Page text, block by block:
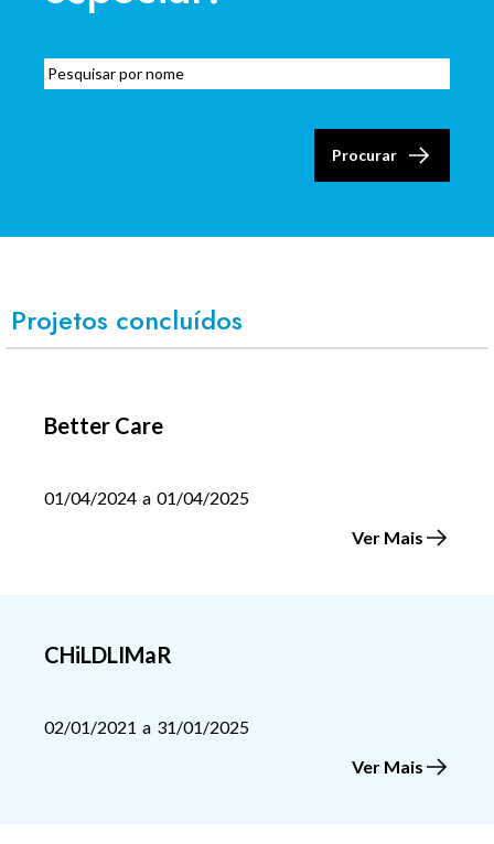
Procurar
Projetos concluídos
Better Care
01/04/2024 a 01/04/2025
Ver Mais
CHiLDLIMaR
02/01/2021 a 31/01/2025
Ver Mais